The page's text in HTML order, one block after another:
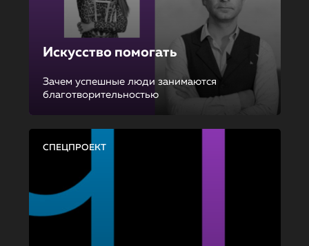
Искусство помогать
Зачем успешные люди занимаются
благотворительностью
СПЕЦПРОЕКТ